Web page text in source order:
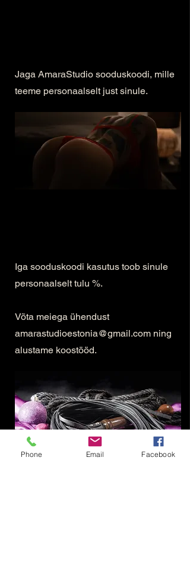
Jaga AmaraStudio sooduskoodi, mille
teeme personaalselt just sinule.
Iga sooduskoodi kasutus toob sinule
personaalselt tulu %.
Võta meiega ühendust
amarastudioestonia@gmail.com ning
alustame koostööd.
Phone Email Facebook